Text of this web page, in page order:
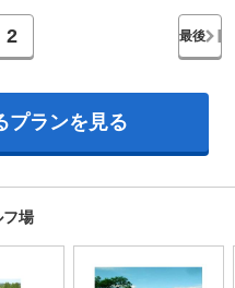
2 最後
プランを見る
フ場